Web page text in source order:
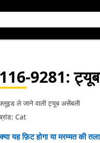
116-9281:
ले जाने वाली ट्यूब असेंबली
Cat
यह फ़िट होगा या मरम्मत की